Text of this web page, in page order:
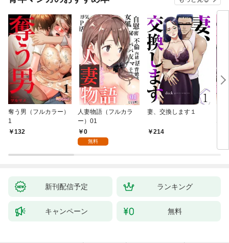
奪う男（フルカラー）
1
132
人妻物語（フルカラ
ー）01
0
無料
妻、交換します１
214
な
新刊配信予定 ランキング
キャンペーン 無料